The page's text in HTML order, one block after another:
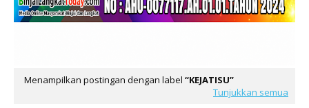
Menampilkan postingan dengan label
KEJATISU
Tunjukkan semua